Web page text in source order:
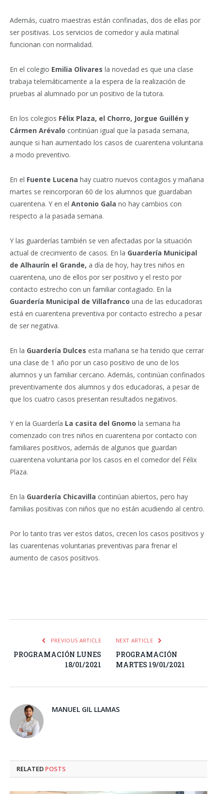
Además, cuatro maestras están confinadas, dos de ellas por
ser positivas. Los servicios de comedor y aula matinal
funcionan con normalidad.
En el colegio Emilia Olivares la novedad es que una clase
trabaja telemáticamente a la espera de la realización de
pruebas al alumnado por un positivo de la tutora.
En los colegios Félix Plaza, el Chorro, Jorgue Guillén y
Cármen Arévalo continúan igual que la pasada semana,
aunque si han aumentado los casos de cuarentena voluntaria
a modo preventivo.
En el Fuente Lucena hay cuatro nuevos contagios y mañana
martes se reincorporan 60 de los alumnos que guardaban
cuarentena. Y en el Antonio Gala no hay cambios con
respecto a la pasada semana.
Y las guarderías también se ven afectadas por la situación
actual de crecimiento de casos. En la Guardería Municipal
de Alhaurín el Grande, a día de hoy, hay tres niños en
cuarentena, uno de ellos por ser positivo y el resto por
contacto estrecho con un familiar contagiado. En la
Guardería Municipal de Villafranco una de las educadoras
está en cuarentena preventiva por contacto estrecho a pesar
de ser negativa.
En la Guardería Dulces esta mañana se ha tenido que cerrar
una clase de 1 año por un caso positivo de uno de los
alumnos y un familiar cercano. Además, continúan confinados
preventivamente dos alumnos y dos educadoras, a pesar de
que los cuatro casos presentan resultados negativos.
Y en la Guardería La casita del Gnomo la semana ha
comenzado con tres niños en cuarentena por contacto con
familiares positivos, además de algunos que guardan
cuarentena voluntaria por los casos en el comedor del Félix
Plaza.
En la Guardería Chicavilla continúan abiertos, pero hay
familias positivas con niños que no están acudiendo al centro.
Por lo tanto tras ver estos datos, crecen los casos positivos y
las cuarentenas voluntarias preventivas para frenar el
aumento de casos positivos.
PREVIOUS ARTICLE
PROGRAMACIÓN LUNES
18/01/2021
NEXT ARTICLE
PROGRAMACIÓN
MARTES 19/01/2021
MANUEL GIL LLAMAS
RELATED POSTS